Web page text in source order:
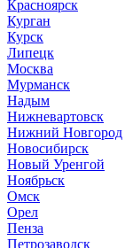
Красноярск
Курган
Курск
Липецк
Москва
Мурманск
Надым
Нижневартовск
Нижний Новгород
Новосибирск
Новый Уренгой
Ноябрьск
Омск
Орел
Пенза
Петрозаводск